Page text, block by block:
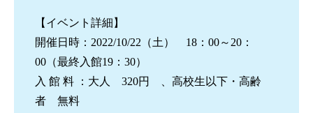
【イベント詳細】
開催日時：2022/10/22（土） 18：00～20：
00（最終入館19：30）
入 館 料 ：大人 320円 、高校生以下・高齢
者 無料